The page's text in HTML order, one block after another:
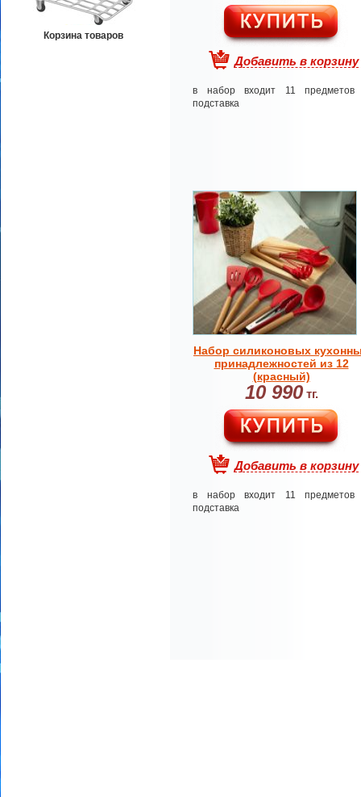
Корзина товаров
Добавить в корзину
в набор входит 11
подставка
Набор силиконовых
принадлежностей из 12
(красный)
10 990тг.
Добавить в корзину
в набор входит 11
подставка